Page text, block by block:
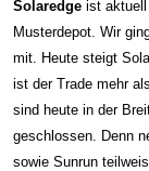
Solaredge ist
Musterdepot. Wir
mit. Heute steigt
ist der Trade mehr
sind heute in der
geschlossen. Denn
sowie Sunrun